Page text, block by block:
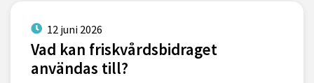
12 juni 2026
Vad kan friskvårdsbidraget
användas till?